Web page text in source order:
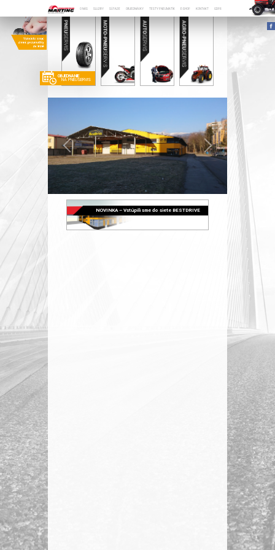
O NÁS SLUŽBY SÚŤAŽE OBJEDNÁVKY TESTY PNEUMATÍK E-SHOP KONTAKT GDPR
OBJEDNANIE
NA PNEUSERVIS
NOVINKA – Vstúpili sme do siete BESTDRIVE